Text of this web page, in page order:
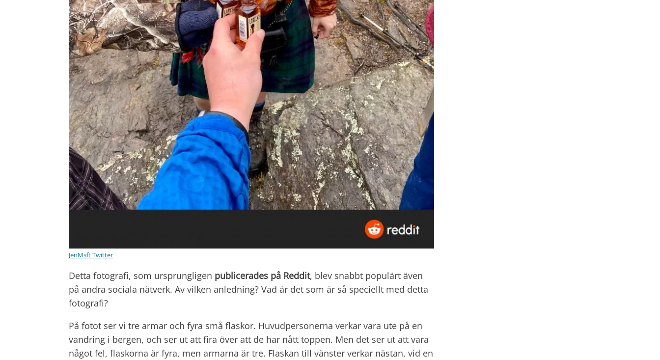
JenMsft Twitter
Detta fotografi, som ursprungligen publicerades på Reddit, blev snabbt populärt även
på andra sociala nätverk. Av vilken anledning? Vad är det som är så speciellt med detta
fotografi?
På fotot ser vi tre armar och fyra små flaskor. Huvudpersonerna verkar vara ute på en
vandring i bergen, och ser ut att fira över att de har nått toppen. Men det ser ut att vara
något fel, flaskorna är fyra, men armarna är tre. Flaskan till vänster verkar nästan, vid en